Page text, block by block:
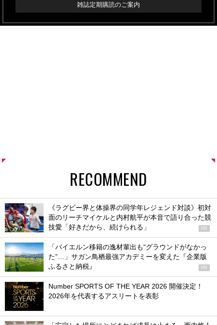
雑誌定期購読のご案内
RECOMMEND
《ラグビー界と体操界の同学年レジェンド対談》初対
面のリーチマイケルと内村航平が本音で語り合った競
技愛「好きだから、続けられる」
PR
「バイエルン移籍の逸材輩出も“グラウンドがなかっ
た”…」サガン鳥栖最強アカデミーを変えた『企業版
ふるさと納税』
PR
Number SPORTS OF THE YEAR 2026 開催決定！
2026年を代表するアスリートを表彰